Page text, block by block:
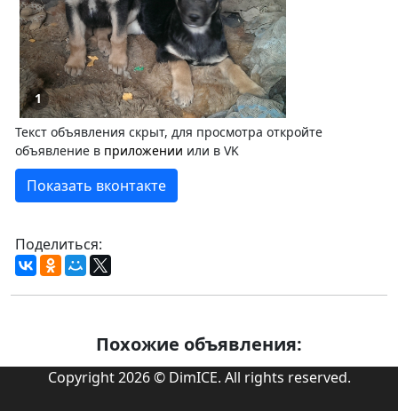
1
Текст объявления скрыт, для просмотра откройте
объявление в приложении или в VK
Показать вконтакте
Поделиться:
Похожие объявления:
Copyright 2026 © DimICE. All rights reserved.